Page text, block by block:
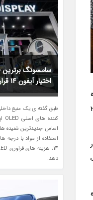
و ارسال آن ها از 28
6 و 899 دلار
اختیار آیفون 14 قرار نمی دهد
اساس جدیدترین شنیده
استفاده از مواد با
دهد.